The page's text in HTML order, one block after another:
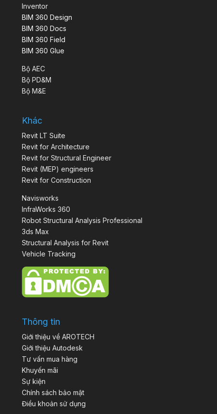
Inventor
BIM 360 Design
BIM 360 Docs
BIM 360 Field
BIM 360 Glue
Bộ AEC
Bộ PD&M
Bộ M&E
Khác
Revit LT Suite
Revit for Architecture
Revit for Structural Engineer
Revit (MEP) engineers
Revit for Construction
Navisworks
InfraWorks 360
Robot Structural Analysis Professional
3ds Max
Structural Analysis for Revit
Vehicle Tracking
Thông tin
Giới thiệu về AROTECH
Giới thiệu Autodesk
Tư vấn mua hàng
Khuyến mãi
Sự kiện
Chính sách bảo mật
Điều khoản sử dụng